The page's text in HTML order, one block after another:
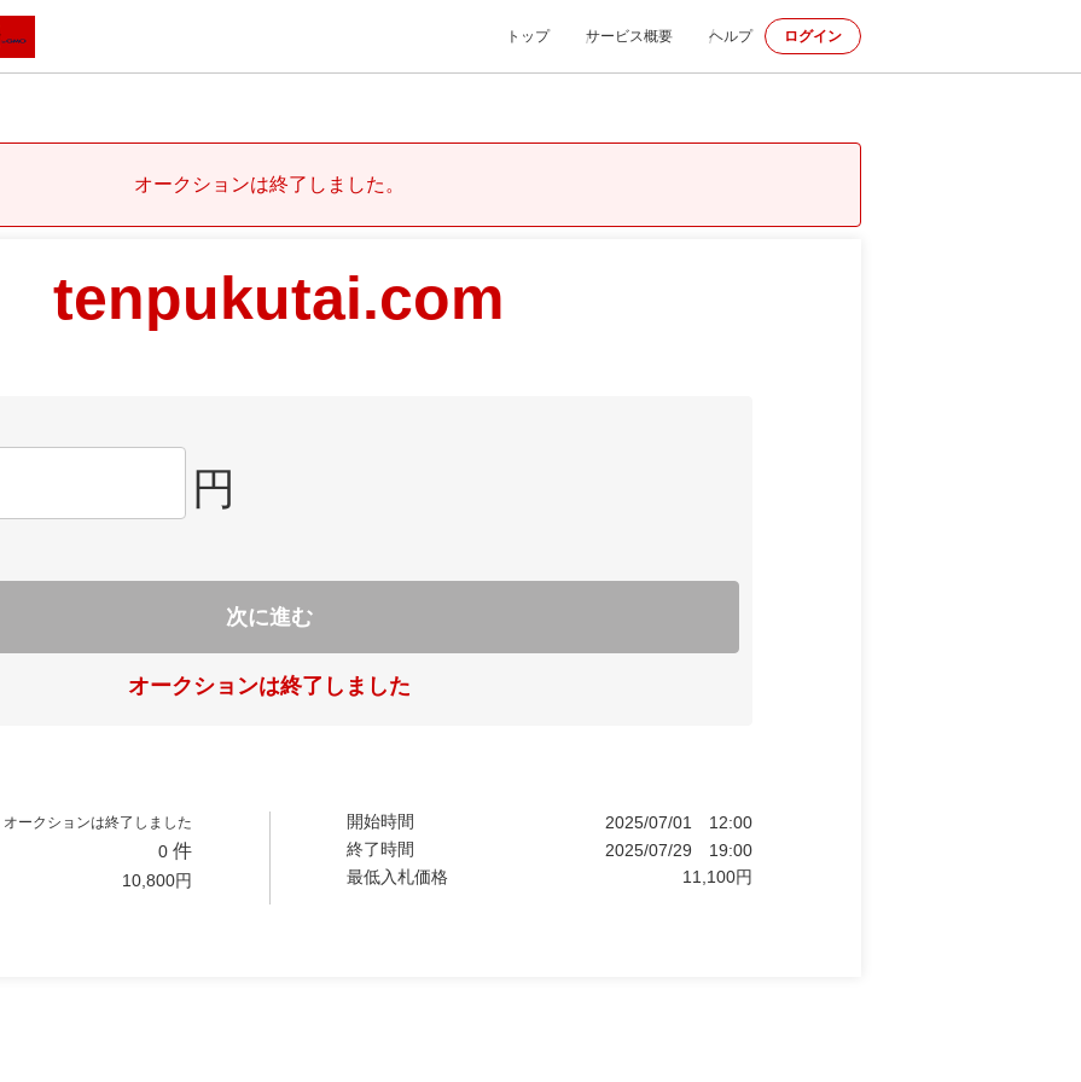
トップ サービス概要 ヘルプ ログイン
オークションは終了しました。
tenpukutai.com
円
次に進む
オークションは終了しました
オークションは終了しました
0 件
10,800円
開始時間 2025/07/01
12:00
終了時間
2025/07/29
19:00
最低入札価格
11,100円